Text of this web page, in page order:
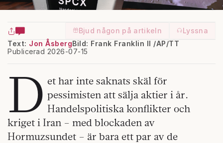
Bjud någon på artikeln
Lyssna
Text: Jon Åsberg
Publicerad 2026-07-15
Bild: Frank Franklin II /AP/TT
D et har inte saknats skäl för
pessimisten att sälja aktier i år.
Handelspolitiska konflikter och
kriget i Iran – med blockaden av
Hormuzsundet – är bara ett par av de